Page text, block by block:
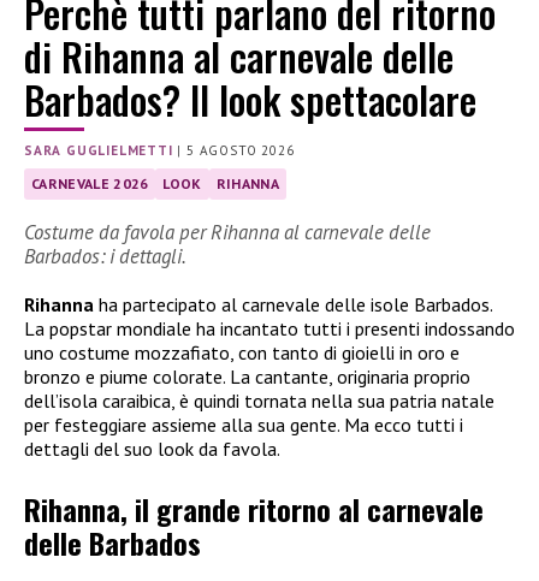
Perchè tutti parlano del ritorno
di Rihanna al carnevale delle
Barbados? Il look spettacolare
SARA GUGLIELMETTI |5 AGOSTO 2026
CARNEVALE 2026 LOOK RIHANNA
Costume da favola per Rihanna al carnevale delle
Barbados: i dettagli.
Rihanna ha partecipato al carnevale delle isole Barbados.
La popstar mondiale ha incantato tutti i presenti indossando
uno costume mozzafiato, con tanto di gioielli in oro e
bronzo e piume colorate. La cantante, originaria proprio
dell’isola caraibica, è quindi tornata nella sua patria natale
per festeggiare assieme alla sua gente. Ma ecco tutti i
dettagli del suo look da favola.
Rihanna, il grande ritorno al carnevale
delle Barbados